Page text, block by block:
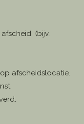
(bijv.
afscheidslocatie.